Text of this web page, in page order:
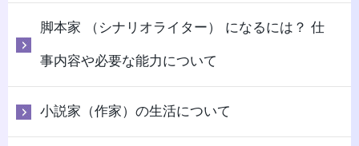
脚本家 （シナリオライター） になるには？ 仕
事内容や必要な能力について
小説家（作家）の生活について